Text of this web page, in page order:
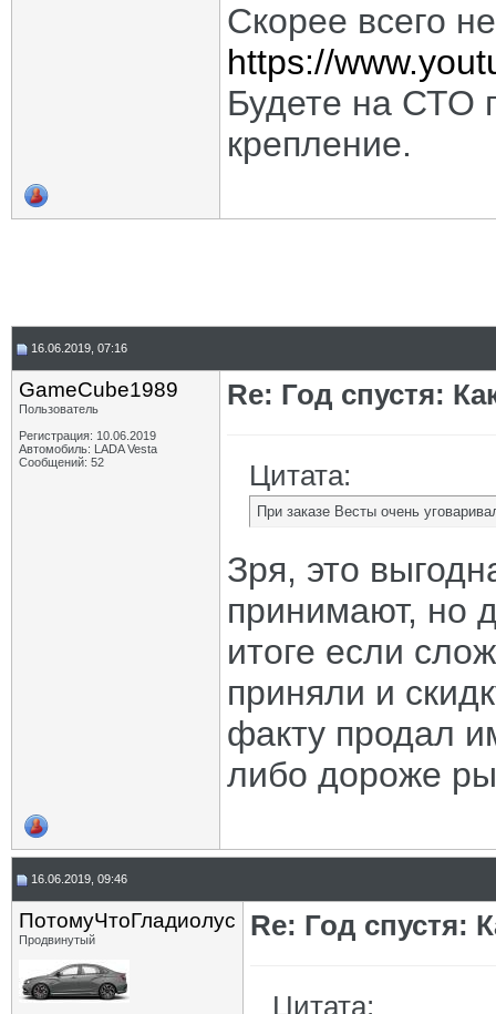
Скорее всего
https://
Будете на СТО
крепление.
16.06.2019, 07:16
GameCube1989
Пользователь
Регистрация: 10.06.2019
Автомобиль: LADA Vesta
Сообщений: 52
Re: Год спустя:
Цитата:
При заказе Весты очень
Зря, это
принимают, но
итоге если
приняли и
факту продал
либо дороже
16.06.2019, 09:46
ПотомуЧтоГладиолус
Продвинутый Re: Год спустя:
Цитата: